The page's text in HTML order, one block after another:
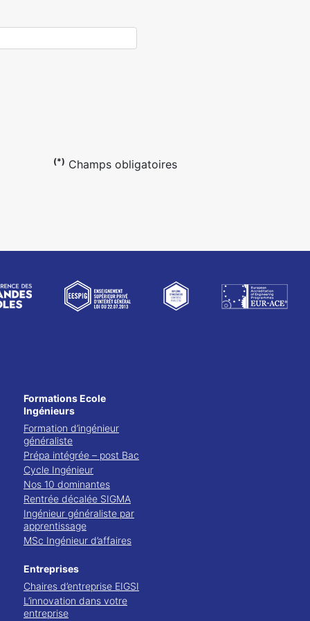
(*) Champs obligatoires
Formations Ecole
Ingénieurs
Formation d’ingénieur
généraliste
Prépa intégrée – post Bac
Cycle Ingénieur
Nos 10 dominantes
Rentrée décalée SIGMA
Ingénieur généraliste par
apprentissage
MSc Ingénieur d’affaires
Entreprises
Chaires d’entreprise EIGSI
L’innovation dans votre
entreprise